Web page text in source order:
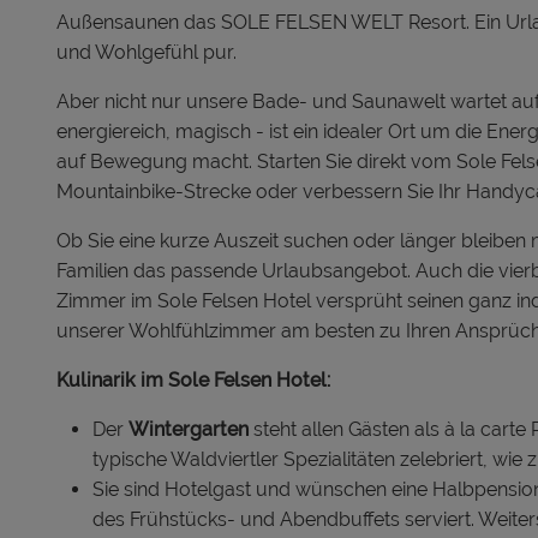
Außensaunen das SOLE FELSEN WELT Resort. Ein
und Wohlgefühl pur.
Aber nicht nur unsere Bade- und Saunawelt wartet
energiereich, magisch - ist ein idealer Ort um die
auf Bewegung macht. Starten Sie direkt vom Sole
Mountainbike-Strecke oder verbessern Sie Ihr
Ob Sie eine kurze Auszeit suchen oder länger
Familien das passende Urlaubsangebot. Auch die
Zimmer im Sole Felsen Hotel versprüht seinen ganz
unserer Wohlfühlzimmer am besten zu Ihren
Kulinarik im Sole Felsen Hotel:
Der Wintergarten steht allen Gästen als à la carte
typische Waldviertler Spezialitäten zelebriert, wie
Sie sind Hotelgast und wünschen eine
des Frühstücks- und Abendbuffets serviert.